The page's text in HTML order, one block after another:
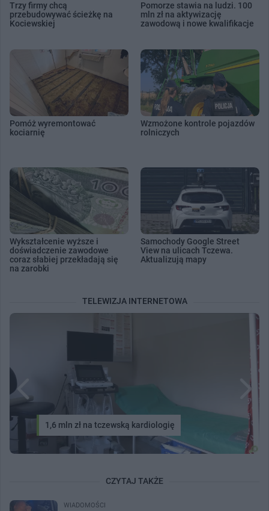
Trzy firmy chcą
przebudowywać ścieżkę na
Kociewskiej
Pomorze stawia na ludzi. 100
mln zł na aktywizację
zawodową i nowe kwalifikacje
Pomóż wyremontować
kociarnię
Wzmożone kontrole pojazdów
rolniczych
Wykształcenie wyższe i
doświadczenie zawodowe
coraz słabiej przekładają się
na zarobki
Samochody Google Street
View na ulicach Tczewa.
Aktualizują mapy
TELEWIZJA INTERNETOWA
1,6 mln zł na tczewską kardiologię
CZYTAJ TAKŻE
WIADOMOŚCI